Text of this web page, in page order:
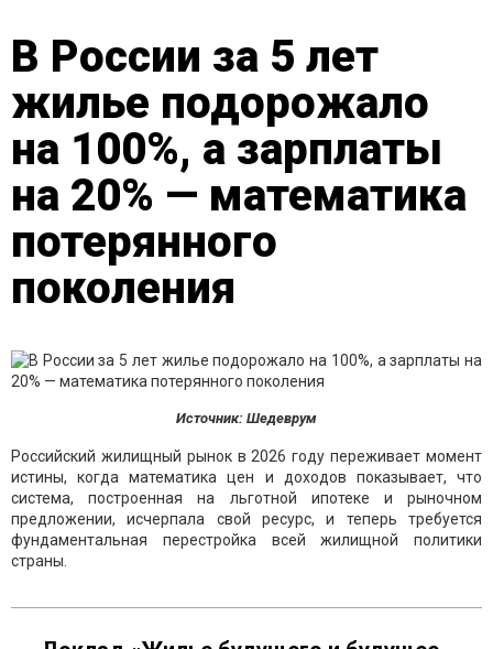
В России за 5 лет
жилье подорожало
на 100%, а зарплаты
на 20% — математика
потерянного
поколения
Источник: Шедеврум
Российский жилищный рынок в 2026 году переживает момент
истины, когда математика цен и доходов показывает, что
система, построенная на льготной ипотеке и рыночном
предложении, исчерпала свой ресурс, и теперь требуется
фундаментальная перестройка всей жилищной политики
страны.